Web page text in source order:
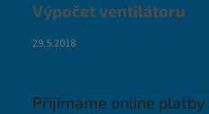
Výpočet ventilátoru
29.5.2018
Přijímáme online platby